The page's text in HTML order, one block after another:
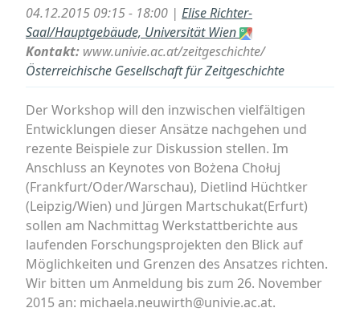
04.12.2015 09:15 - 18:00 | Elise Richter-
Saal/Hauptgebäude, Universität Wien
Kontakt: www.univie.ac.at/zeitgeschichte/
Österreichische Gesellschaft für Zeitgeschichte
Der Workshop will den inzwischen vielfältigen
Entwicklungen dieser Ansätze nachgehen und
rezente Beispiele zur Diskussion stellen. Im
Anschluss an Keynotes von Bożena Chołuj
(Frankfurt/Oder/Warschau), Dietlind Hüchtker
(Leipzig/Wien) und Jürgen Martschukat(Erfurt)
sollen am Nachmittag Werkstattberichte aus
laufenden Forschungsprojekten den Blick auf
Möglichkeiten und Grenzen des Ansatzes richten.
Wir bitten um Anmeldung bis zum 26. November
2015 an: michaela.neuwirth@univie.ac.at.